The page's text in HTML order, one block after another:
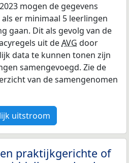
mogen de gegevens
er minimaal 5 leerlingen
gaan. Dit als gevolg van de
uit deAVG door
data te kunnen tonen zijn
samengevoegd. Zie de
van de samengenomen
uitstroom
praktijkgerichte of